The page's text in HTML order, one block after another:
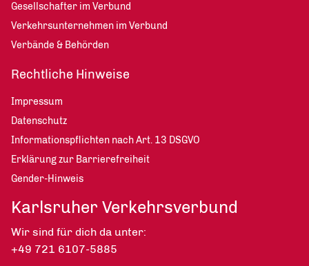
Gesellschafter im Verbund
Verkehrsunternehmen im Verbund
Verbände & Behörden
Rechtliche Hinweise
Impressum
Datenschutz
Informationspflichten nach Art. 13 DSGVO
Erklärung zur Barrierefreiheit
Gender-Hinweis
Karlsruher Verkehrsverbund
Wir sind für dich da unter:
+49 721 6107-5885